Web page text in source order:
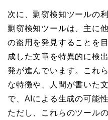
次に、剽窃検知ツールの
剽窃検知ツールは、主に
の盗用を発見することを
成した文章を特異的に検
発が進んでいます。これ
な特徴や、人間が書いた
で、AIによる生成の可能
ただし、これらのツール